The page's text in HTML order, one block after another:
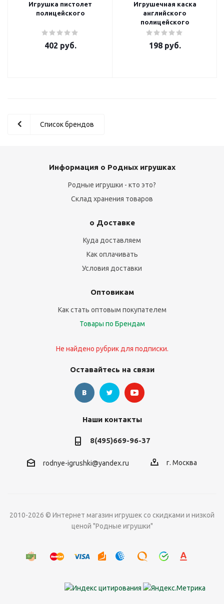
Игрушка пистолет
полицейского
402 руб.
Игрушечная каска
английского
полицейского
198руб.
Список брендов
Информация о Родных игрушках
Родные игрушки - кто это?
Склад хранения товаров
о Доставке
Куда доставляем
Как оплачивать
Условия доставки
Оптовикам
Как стать оптовым покупателем
Товары по Брендам
Не найдено рубрик для подписки.
Оставайтесь на связи
Наши контакты
8(495)669-96-37
rodnye-igrushki@yandex.ru г. Москва
2010-2026 © Интернет магазин игрушек со скидками и низкой
ценой "Родные игрушки"